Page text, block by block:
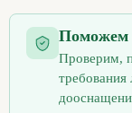
Поможем
Проверим,
требования